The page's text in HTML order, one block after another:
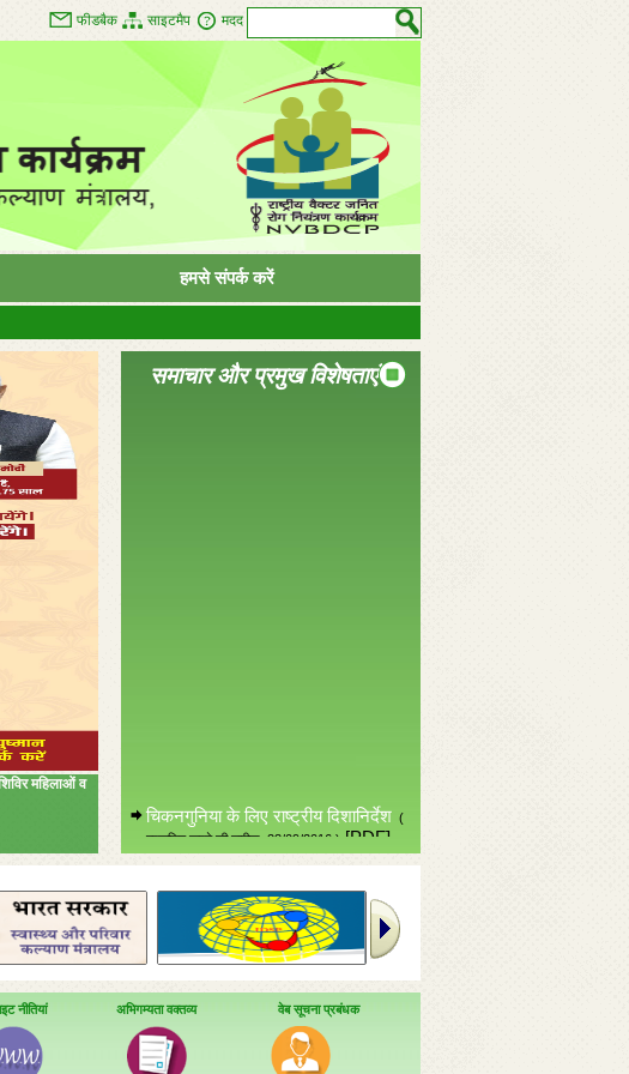
फीडबैक साइटमैप मदद
हमसे संपर्क करें
समाचार और प्रमुख विशेषताएं
चिकनगुनिया के लिए राष्ट्रीय दिशानिर्देश
प्रकशित करने की तारीख :23/09/2016 )[PDF]
महिलाओं व
नीतियां अभिगम्यता वक्तव्य वेब सूचना प्रबंधक